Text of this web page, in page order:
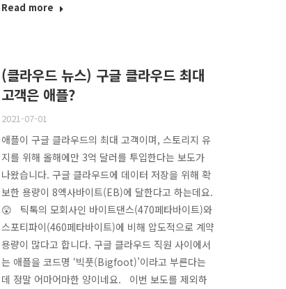
Read more
(클라우드 뉴스) 구글 클라우드 최대
고객은 애플?
2021-07-01
애플이 구글 클라우드의 최대 고객이며, 스토리지 유
지를 위해 올해에만 3억 달러를 투입한다는 보도가
나왔습니다. 구글 클라우드에 데이터 저장을 위해 확
보한 용량이 8엑사바이트(EB)에 달한다고 하는데요.
😲 틱톡의 모회사인 바이트댄스(470페타바이트)와
스포티파이(460페타바이트)에 비해 압도적으로 계약
용량이 많다고 합니다. 구글 클라우드 직원 사이에서
는 애플을 코드명 ‘빅풋(Bigfoot)’이라고 부른다는
데 정말 어마어마한 양이네요. 이번 보도를 제외하